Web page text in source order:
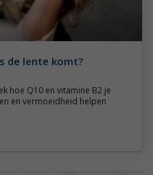
de lente komt?
hoe Q10 en vitamine B2 je
en vermoeidheid helpen